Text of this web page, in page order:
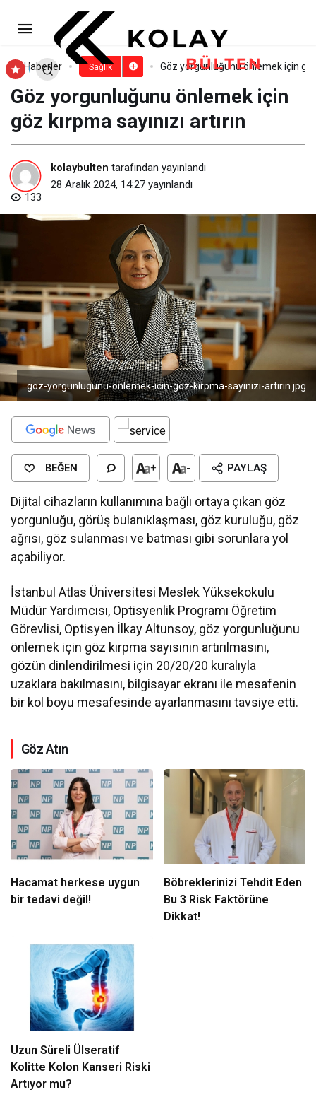
Haberler Sağlık Göz yorgunluğunu önlemek için göz
Göz yorgunluğunu önlemek için
göz kırpma sayınızı artırın
kolaybulten tarafından yayınlandı
28 Aralık 2024, 14:27 yayınlandı
133
goz-yorgunlugunu-onlemek-icin-goz-kirpma-sayinizi-artirin.jpg
BEĞEN + - PAYLAŞ
Dijital cihazların kullanımına bağlı ortaya çıkan göz
yorgunluğu, görüş bulanıklaşması, göz kuruluğu, göz
ağrısı, göz sulanması ve batması gibi sorunlara yol
açabiliyor.
İstanbul Atlas Üniversitesi Meslek Yüksekokulu
Müdür Yardımcısı, Optisyenlik Programı Öğretim
Görevlisi, Optisyen İlkay Altunsoy, göz yorgunluğunu
önlemek için göz kırpma sayısının artırılmasını,
gözün dinlendirilmesi için 20/20/20 kuralıyla
uzaklara bakılmasını, bilgisayar ekranı ile mesafenin
bir kol boyu mesafesinde ayarlanmasını tavsiye etti.
Göz Atın
Hacamat herkese uygun
bir tedavi değil!
Böbreklerinizi Tehdit Eden
Bu 3 Risk Faktörüne
Dikkat!
Uzun Süreli Ülseratif
Kolitte Kolon Kanseri Riski
Artıyor mu?
Hem Kanserle Savaşını, Hem
Hayalini Kurduğu Psikolojiyi Kazandı!
Yorum Yap Paylaş